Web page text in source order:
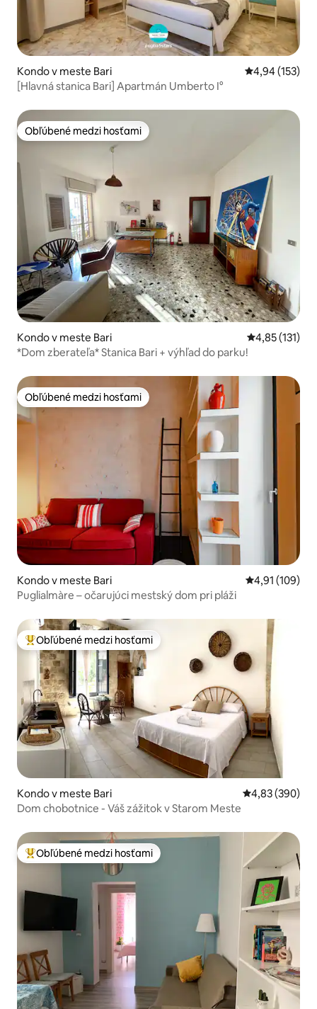
Kondo v meste Bari Priemerné
4,94 (153)
[Hlavná stanica Bari] Apartmán Umberto I°
Obľúbené medzi hosťami
Obľúbené medzi hosťami
Kondo v meste Bari Priemerné
4,85 (131)
*Dom zberateľa* Stanica Bari + výhľad do parku!
Obľúbené medzi hosťami
Obľúbené medzi hosťami
Kondo v meste Bari Priemerné
4,91 (109)
Puglialmàre – očarujúci mestský dom pri pláži
Najobľúbenejšie medzi hosťami
Obľúbené medzi hosťami
Kondo v meste Bari Priemerné
4,83 (390)
Dom chobotnice - Váš zážitok v Starom Meste
Najobľúbenejšie medzi hosťami
Obľúbené medzi hosťami